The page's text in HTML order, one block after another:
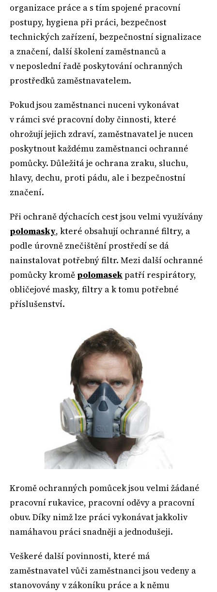
organizace práce a s tím spojené pracovní
postupy, hygiena při práci, bezpečnost
technických zařízení, bezpečnostní signalizace
a značení, další školení zaměstnanců a
v neposlední řadě poskytování ochranných
prostředků zaměstnavatelem.
Pokud jsou zaměstnanci nuceni vykonávat
v rámci své pracovní doby činnosti, které
ohrožují jejich zdraví, zaměstnavatel je nucen
poskytnout každému zaměstnanci ochranné
pomůcky. Důležitá je ochrana zraku, sluchu,
hlavy, dechu, proti pádu, ale i bezpečnostní
značení.
Při ochraně dýchacích cest jsou velmi využívány
polomasky, které obsahují ochranné filtry, a
podle úrovně znečištění prostředí se dá
nainstalovat potřebný filtr. Mezi další ochranné
pomůcky kroměpolomasekpatří respirátory,
obličejové masky, filtry a k tomu potřebné
příslušenství.
Kromě ochranných pomůcek jsou velmi žádané
pracovní rukavice, pracovní oděvy a pracovní
obuv. Díky nimž lze práci vykonávat jakkoliv
namáhavou práci snadněji a jednodušeji.
Veškeré další povinnosti, které má
zaměstnavatel vůči zaměstnanci jsou vedeny a
stanovovány v zákoníku práce a k němu